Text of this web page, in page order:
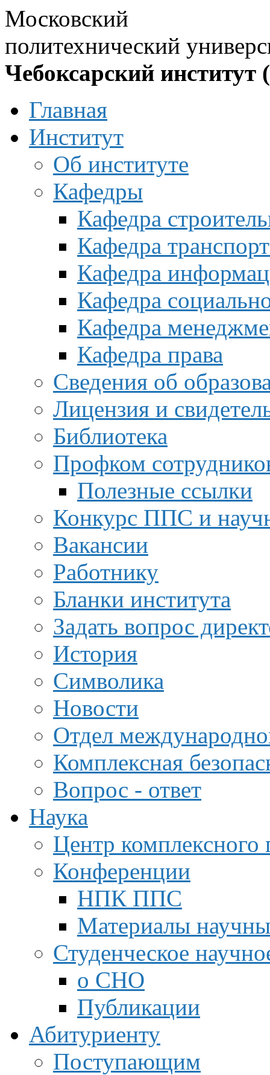
Московский
политехнический
Чебоксарский институт
Главная
Институт
Об институте
Кафедры
Кафедра
Кафедра
Кафедра
Кафедра
Кафедра
Кафедра права
Сведения об
Лицензия и
Библиотека
Профком
Полезные ссылки
Конкурс ППС и
Вакансии
Работнику
Бланки института
Задать вопрос
История
Символика
Новости
Отдел
Комплексная
Вопрос - ответ
Наука
Центр
Конференции
НПК ППС
Материалы
Студенческое
о СНО
Публикации
Абитуриенту
Поступающим